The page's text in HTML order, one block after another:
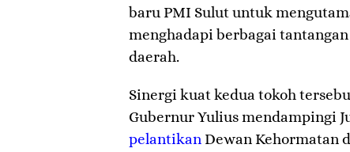
baru PMI Sulut untuk
menghadapi berbagai
daerah.
​Sinergi kuat kedua tokoh
Gubernur Yulius mendampingi
pelantikan Dewan Kehormatan